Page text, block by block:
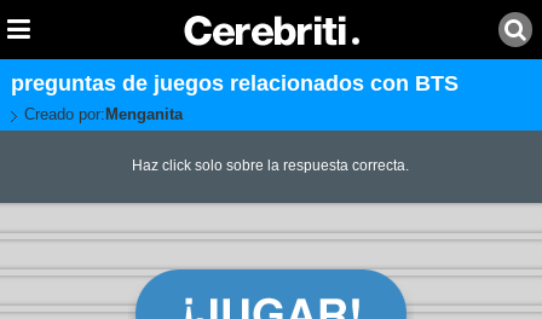
preguntas de juegos relacionados con BTS
Creado por: Menganita
Haz click solo sobre la respuesta correcta.